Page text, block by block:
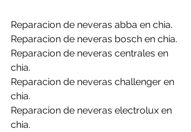
Reparacion de neveras abba en chia.
Reparacion de neveras bosch en chia.
Reparacion de neveras centrales en
chia.
Reparacion de neveras challenger en
chia.
Reparacion de neveras electrolux en
chia.